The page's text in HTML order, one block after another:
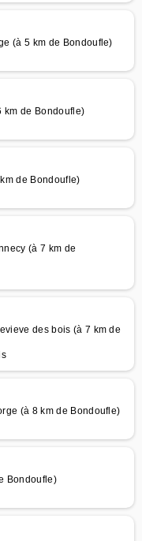
(à 5 km de Bondoufle)
km de Bondoufle)
de Bondoufle)
(à 7 km de
des bois (à 7 km de
(à 8 km de Bondoufle)
Bondoufle)